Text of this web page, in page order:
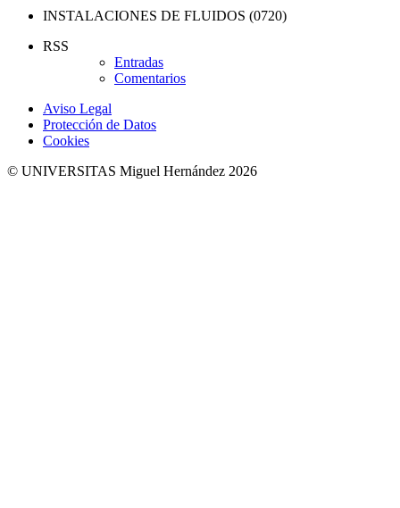
INSTALACIONES DE FLUIDOS (0720)
RSS
Entradas
Comentarios
Aviso Legal
Protección de Datos
Cookies
© UNIVERSITAS Miguel Hernández 2026